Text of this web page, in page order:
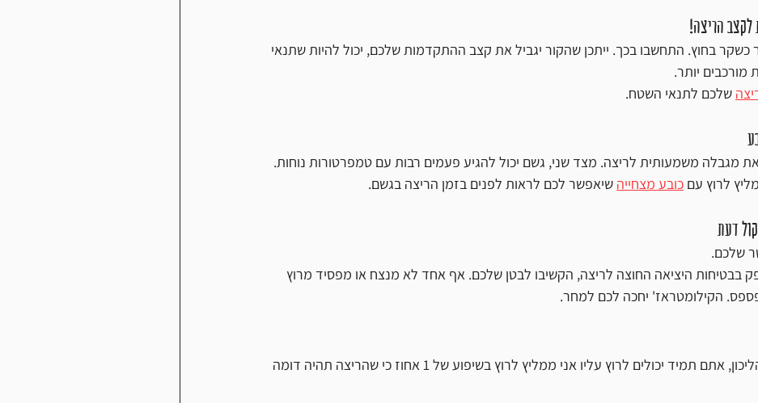
כשקר בחוץ. התחשבו בכך. ייתכן שהקור יגביל את קצב ההתקדמות שלכם, יכול להיות שתנאי
מורכבים יותר.
שלכם לתנאי השטח.
מגבלה משמעותית לריצה. מצד שני, גשם יכול להגיע פעמים רבות עם טמפרטורות נוחות.
לרוץ עם כובע מצחייה שיאפשר לכם לראות לפנים בזמן הריצה בגשם.
שלכם.
בבטיחות היציאה החוצה לריצה, הקשיבו לבטן שלכם. אף אחד לא מנצח או מפסיד מרוץ
הקילומטראז' יחכה לכם למחר.
אם יש לכם גישה להליכון, אתם תמיד יכולים לרוץ עליו אני ממליץ לרוץ בשיפוע של 1 אחוז כי שהריצה תהיה דומה